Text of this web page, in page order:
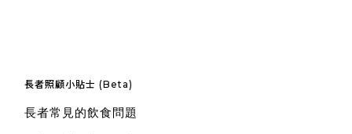
長者照顧小貼士 (Beta)
長者常見的飲食問題